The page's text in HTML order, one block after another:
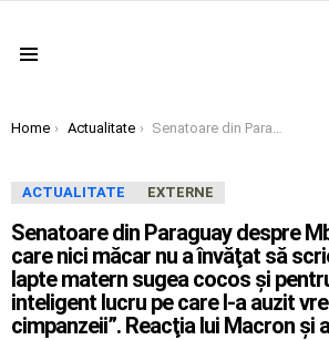
You are here:
Home Actualitate Senatoare din Paraguay despre Mbappe: “Un idiot care nici măcar nu a învăţat să scrie, care în loc de lapte matern sugea cocos şi pentru care cel mai inteligent lucru pe care l-a auzit vreodată sunt cimpanzeii”. Reacţia lui Macron şi a Franţei
ACTUALITATE EXTERNE
Senatoare din Paraguay despre
care nici măcar nu a învăţat să
lapte matern sugea cocos şi
inteligent lucru pe care l-a auzit
cimpanzeii”. Reacţia lui Macron şi